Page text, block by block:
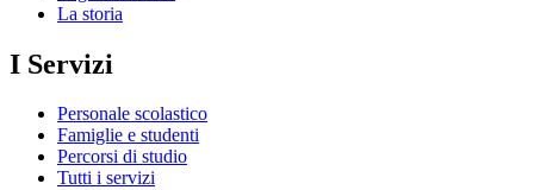
La storia
I Servizi
Personale scolastico
Famiglie e studenti
Percorsi di studio
Tutti i servizi